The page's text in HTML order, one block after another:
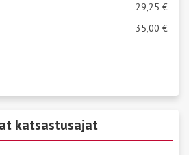
29,25 €
35,00 €
katsastusajat